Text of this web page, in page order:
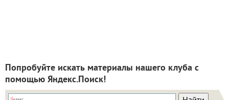
Попробуйте искать материалы нашего клуба с
помощью Яндекс.Поиск!